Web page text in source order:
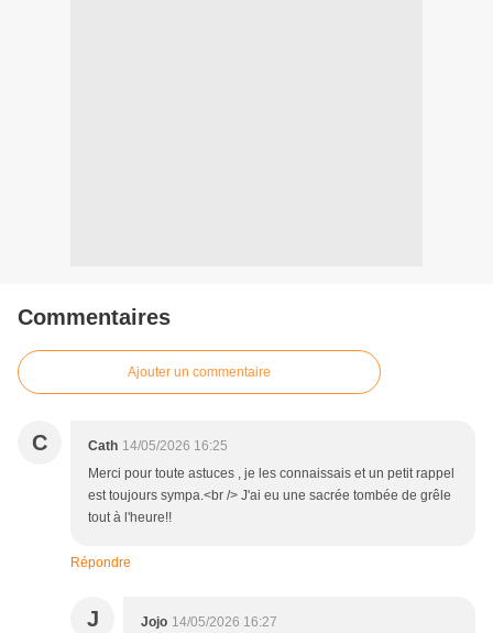
Commentaires
Ajouter un commentaire
C Cath 14/05/2026 16:25
Merci pour toute astuces , je les connaissais et un petit rappel
est toujours sympa.<br /> J'ai eu une sacrée tombée de grêle
tout à l'heure!!
Répondre
J Jojo 14/05/2026 16:27